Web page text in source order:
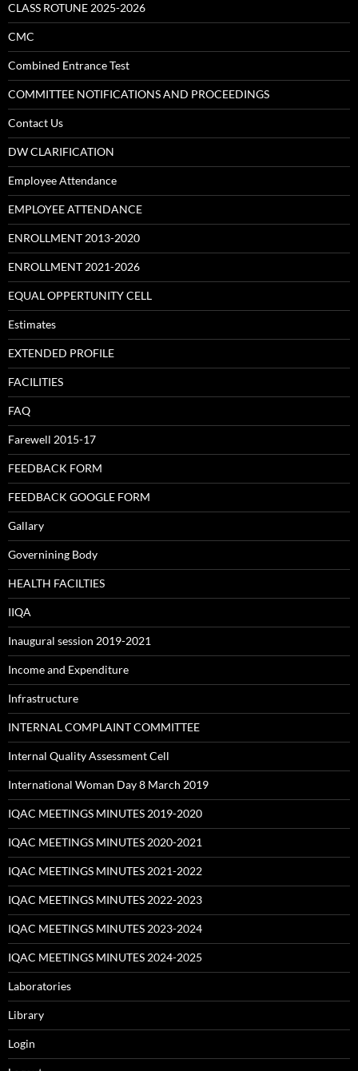
CLASS ROTUNE 2025-2026
CMC
Combined Entrance Test
COMMITTEE NOTIFICATIONS AND PROCEEDINGS
Contact Us
DW CLARIFICATION
Employee Attendance
EMPLOYEE ATTENDANCE
ENROLLMENT 2013-2020
ENROLLMENT 2021-2026
EQUAL OPPERTUNITY CELL
Estimates
EXTENDED PROFILE
FACILITIES
FAQ
Farewell 2015-17
FEEDBACK FORM
FEEDBACK GOOGLE FORM
Gallary
Governining Body
HEALTH FACILTIES
IIQA
Inaugural session 2019-2021
Income and Expenditure
Infrastructure
INTERNAL COMPLAINT COMMITTEE
Internal Quality Assessment Cell
International Woman Day 8 March 2019
IQAC MEETINGS MINUTES 2019-2020
IQAC MEETINGS MINUTES 2020-2021
IQAC MEETINGS MINUTES 2021-2022
IQAC MEETINGS MINUTES 2022-2023
IQAC MEETINGS MINUTES 2023-2024
IQAC MEETINGS MINUTES 2024-2025
Laboratories
Library
Login